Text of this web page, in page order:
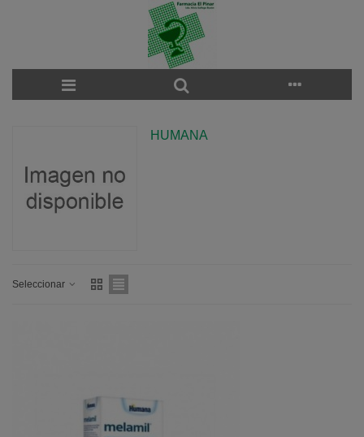
HUMANA
Seleccionar